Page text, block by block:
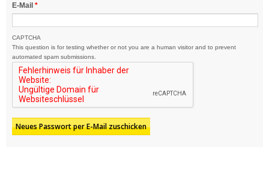
E-Mail *
CAPTCHA
This question is for testing whether or not you are a human visitor and to prevent
automated spam submissions.